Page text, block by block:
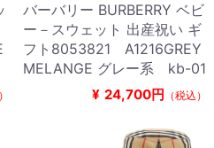
バーバリー BURBERRY ベビ
ー－スウェット 出産祝い ギ
フト8053821 A1216GREY
MELANGE グレー系 kb-01
¥ 24,700円 （税込）